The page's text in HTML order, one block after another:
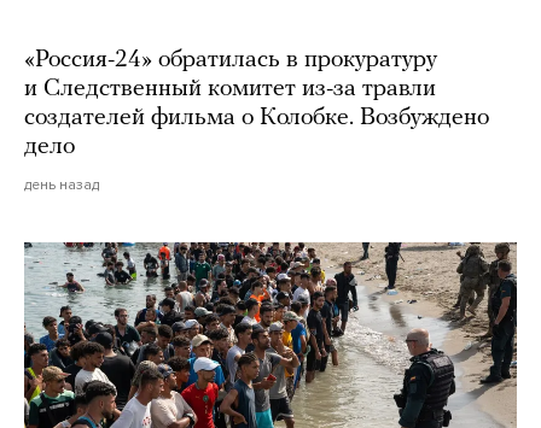
«Россия-24» обратилась в прокуратуру
и Следственный комитет из-за травли
создателей фильма о Колобке. Возбуждено
дело
день назад